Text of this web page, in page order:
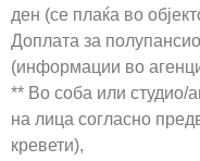
ден (се плаќа во
Доплата за
(информации во
** Во соба или студио/
на лица согласно
кревети),